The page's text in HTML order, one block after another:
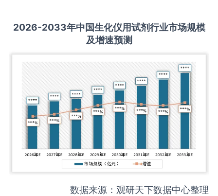
2026-2033年中国生化仪用试剂行业市场规模
及增速预测
数据来源：观研天下数据中心整理